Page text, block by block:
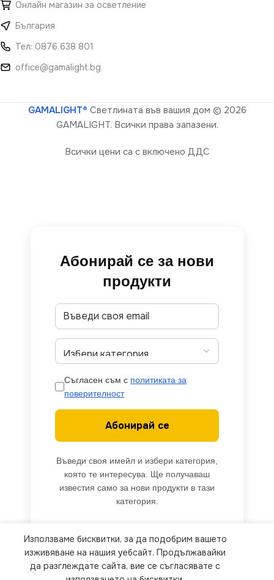
Онлайн магазин за осветление
България
Тел: 0876 638 801
office@gamalight.bg
GAMALIGHT® Светлината във вашия дом © 2026
GAMALIGHT. Всички права запазени.
Всички цени са с включено ДДС
Абонирай се за нови
продукти
Съгласен съм с политиката за
поверителност
Абонирай се
Въведи своя имейл и избери категория,
която те интересува. Ще получаваш
известия само за нови продукти в тази
категория.
We use cookies to improve your experience on our
website. By browsing this website, you agree to
Използваме бисквитки, за да подобрим вашето
изживяване на нашия уебсайт. Продължавайки
да разглеждате сайта, вие се съгласявате с